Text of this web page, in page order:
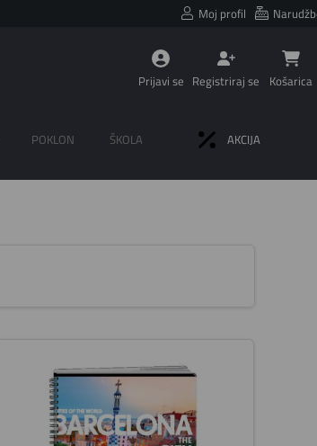
Moj profil
Prijavi se Registriraj se Košarica
POKLON ŠKOLA AKCIJA